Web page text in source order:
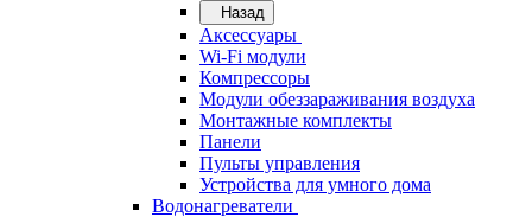
Назад
Аксессуары
Wi-Fi модули
Компрессоры
Модули обеззараживания воздуха
Монтажные комплекты
Панели
Пульты управления
Устройства для умного дома
Водонагреватели